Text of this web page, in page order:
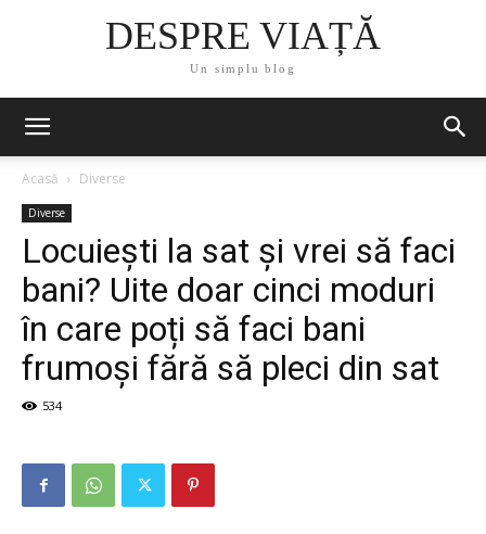
DESPRE VIAȚĂ
Un simplu blog
Acasă Diverse
Diverse
Locuiești la sat și vrei să faci
bani? Uite doar cinci moduri
în care poți să faci bani
frumoși fără să pleci din sat
534